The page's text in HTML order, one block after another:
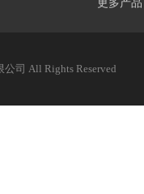
司 All Rights Reserved
更多产品